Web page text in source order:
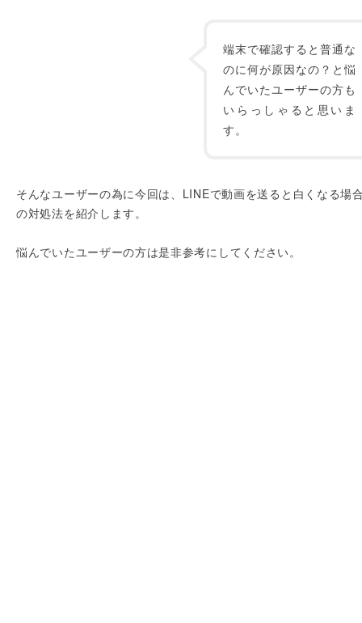
端末で確認すると普通な
のに何が原因なの？と悩
んでいたユーザーの方も
いらっしゃると思いま
す。
そんなユーザーの為に今回は、LINEで動画を送ると白くなる場
の対処法を紹介します。
悩んでいたユーザーの方は是非参考にしてください。